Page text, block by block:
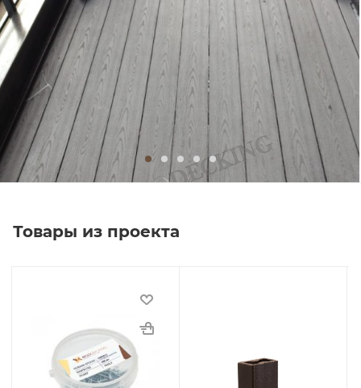
Товары из проекта